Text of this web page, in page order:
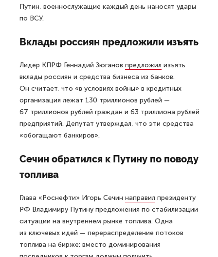
Путин, военнослужащие каждый день наносят удары
по ВСУ.
Вклады россиян предложили изъять
Лидер КПРФ Геннадий Зюганов предложил изъять
вклады россиян и средства бизнеса из банков.
Он считает, что «в условиях войны» в кредитных
организация лежат 130 триллионов рублей —
67 триллионов рублей граждан и 63 триллиона рублей
предприятий. Депутат утверждал, что эти средства
«обогащают банкиров».
Сечин обратился к Путину по поводу
топлива
Глава «Роснефти» Игорь Сечин направил президенту
РФ Владимиру Путину предложения по стабилизации
ситуации на внутреннем рынке топлива. Одна
из ключевых идей — перераспределение потоков
топлива на бирже: вместо доминирования